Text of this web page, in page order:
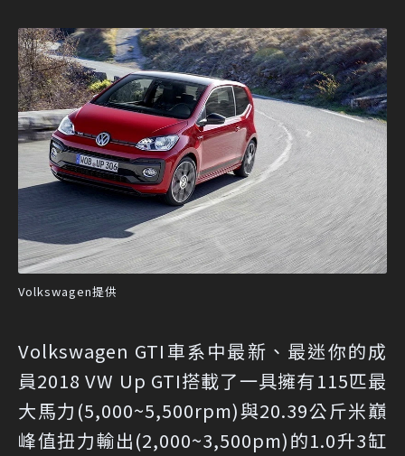
Volkswagen提供
Volkswagen GTI車系中最新、最迷你的成
員2018 VW Up GTI搭載了一具擁有115匹最
大馬力(5,000~5,500rpm)與20.39公斤米巔
峰值扭力輸出(2,000~3,500pm)的1.0升3缸